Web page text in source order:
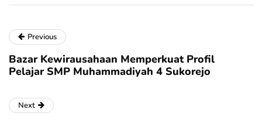
Previous
Bazar Kewirausahaan Memperkuat Profil
Pelajar SMP Muhammadiyah 4 Sukorejo
Next